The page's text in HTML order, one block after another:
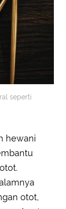
seperti
hewani
otot,